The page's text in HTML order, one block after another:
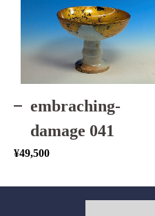
embraching-
damage 041
¥49,500